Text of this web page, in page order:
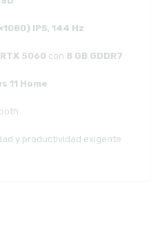
IPS, 144 Hz
5060 con 8 GB GDDR7
11 Home
y productividad exigente